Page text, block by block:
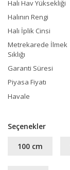
Halı Hav Yüksekliği
Halının Rengi
Halı İplik Cinsi
Metrekarede İlmek
Sıklığı
Garanti Süresi
Piyasa Fiyatı
Havale
Seçenekler
100 cm